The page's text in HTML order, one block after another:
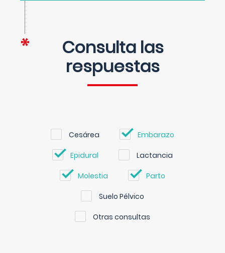
Consulta las
respuestas
Cesárea Embarazo
Epidural Lactancia
Molestia Parto
Suelo Pélvico
Otras consultas